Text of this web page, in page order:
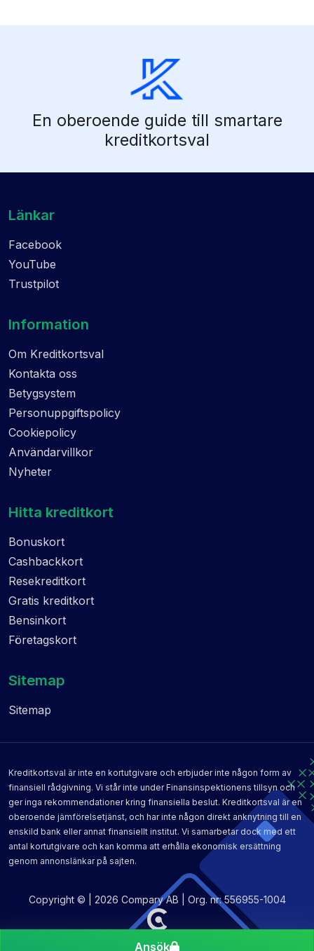
Ansök
En oberoende guide till smartare
kreditkortsval
Länkar
Facebook
YouTube
Trustpilot
Information
Om Kreditkortsval
Kontakta oss
Betygsystem
Personuppgiftspolicy
Cookiepolicy
Användarvillkor
Nyheter
Hitta kreditkort
Bonuskort
Cashbackkort
Resekreditkort
Gratis kreditkort
Bensinkort
Företagskort
Sitemap
Sitemap
Kreditkortsval är inte en kortutgivare och erbjuder inte någon form av
finansiell rådgivning. Vi står inte under Finansinspektionens tillsyn och
ger inga rekommendationer kring finansiella beslut. Kreditkortsval är en
oberoende jämförelsetjänst, och har inte någon direkt anknytning till en
enskild bank eller annat finansiellt institut. Vi samarbetar dock med ett
antal kortutgivare och kan komma att erhålla ekonomisk ersättning
genom annonslänkar på sajten.
Copyright © | 2026 Compary AB | Org. nr: 556955-1004